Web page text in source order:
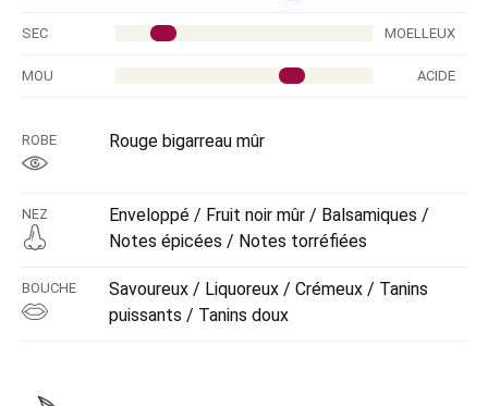
SEC MOELLEUX
MOU ACIDE
ROBE Rouge bigarreau mûr
NEZ
Enveloppé / Fruit noir mûr / Balsamiques /
Notes épicées / Notes torréfiées
BOUCHE
Savoureux / Liquoreux / Crémeux / Tanins
puissants / Tanins doux